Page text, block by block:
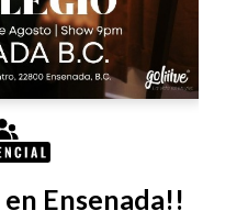
Ensenada!!